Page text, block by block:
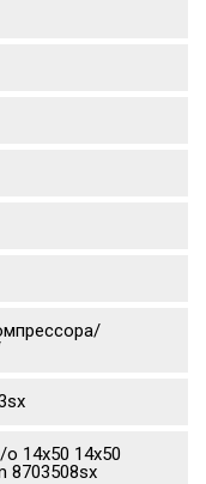
14x50 14x50
8703508sx